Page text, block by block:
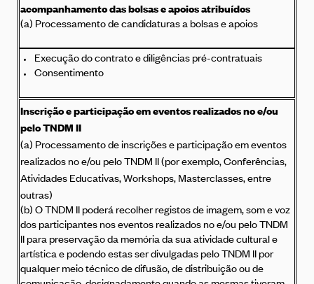
acompanhamento das bolsas e apoios atribuídos
(a) Processamento de candidaturas a bolsas e apoios
Execução do contrato e diligências pré-contratuais
Consentimento
Inscrição e participação em eventos realizados no e/ou
pelo TNDM II
(a) Processamento de inscrições e participação em eventos
realizados no e/ou pelo TNDM II (por exemplo, Conferências,
Atividades Educativas, Workshops, Masterclasses, entre
outras)
(b) O TNDM II poderá recolher registos de imagem, som e voz
dos participantes nos eventos realizados no e/ou pelo TNDM
II para preservação da memória da sua atividade cultural e
artística e podendo estas ser divulgadas pelo TNDM II por
qualquer meio técnico de difusão, de distribuição ou de